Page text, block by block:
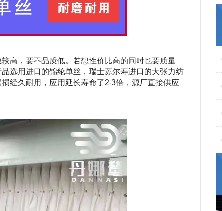
高，要不品质低。若想性价比高的同时也要质量
选用进口的锦纶单丝，瑞士苏尔寿进口的大张力纺
经久耐用，应用延长寿命了2-3倍，源厂直接供应